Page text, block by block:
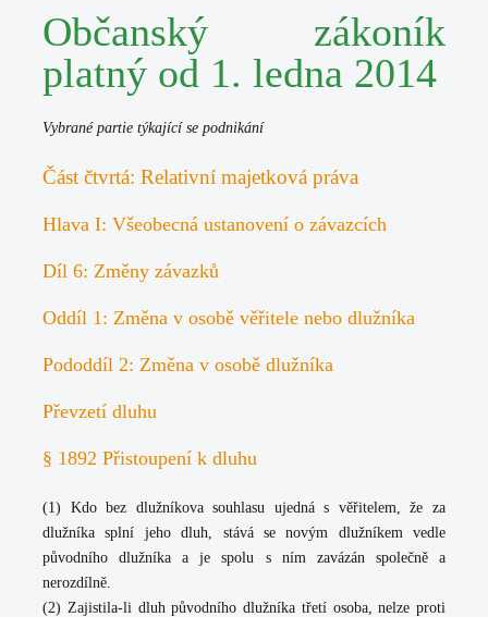
Občanský zákoník
platný od 1. ledna 2014
Vybrané partie týkající se podnikání
Část čtvrtá: Relativní majetková práva
Hlava I: Všeobecná ustanovení o závazcích
Díl 6: Změny závazků
Oddíl 1: Změna v osobě věřitele nebo dlužníka
Pododdíl 2: Změna v osobě dlužníka
Převzetí dluhu
§ 1892 Přistoupení k dluhu
(1) Kdo bez dlužníkova souhlasu ujedná s věřitelem, že za
dlužníka splní jeho dluh, stává se novým dlužníkem vedle
původního dlužníka a je spolu s ním zavázán společně a
nerozdílně.
(2) Zajistila-li dluh původního dlužníka třetí osoba, nelze proti